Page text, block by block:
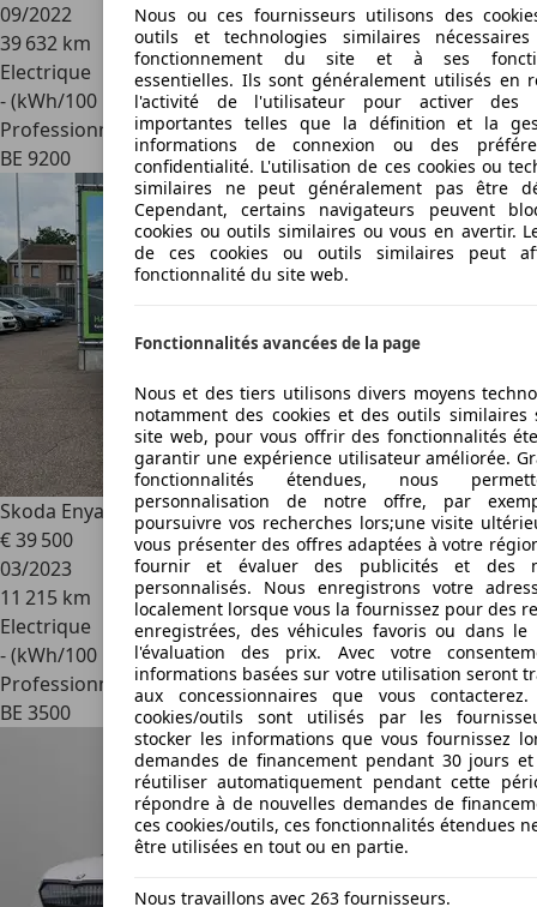
Nous ou ces fournisseurs utilisons des
outils et technologies similaires
fonctionnement du site et à ses
essentielles. Ils sont généralement utilisés en
l'activité de l'utilisateur pour activer des
importantes telles que la définition et la
informations de connexion ou des
confidentialité. L'utilisation de ces cookies ou
similaires ne peut généralement pas être
Cependant, certains navigateurs peuvent
cookies ou outils similaires ou vous en avertir.
de ces cookies ou outils similaires peut
fonctionnalité du site web.
Fonctionnalités avancées de la page
Nous et des tiers utilisons divers moyens
notamment des cookies et des outils similaires
site web, pour vous offrir des fonctionnalités
garantir une expérience utilisateur améliorée.
fonctionnalités étendues, nous
personnalisation de notre offre, par
poursuivre vos recherches lors;une visite
vous présenter des offres adaptées à votre
fournir et évaluer des publicités et des
personnalisés. Nous enregistrons votre
localement lorsque vous la fournissez pour des
enregistrées, des véhicules favoris ou dans le
l'évaluation des prix. Avec votre
informations basées sur votre utilisation seront
aux concessionnaires que vous contacterez.
cookies/outils sont utilisés par les
stocker les informations que vous fournissez
demandes de financement pendant 30 jours
réutiliser automatiquement pendant cette
répondre à de nouvelles demandes de
ces cookies/outils, ces fonctionnalités étendues
être utilisées en tout ou en partie.
Nous travaillons avec 263 fournisseurs.
09/2022
39 632 km
Electrique
- (kWh/100 km)
Professionnel
BE 9200
Skoda Enyaq
iV 80
€ 39 500
03/2023
11 215 km
Electrique
- (kWh/100 km)
Professionnel
BE 3500